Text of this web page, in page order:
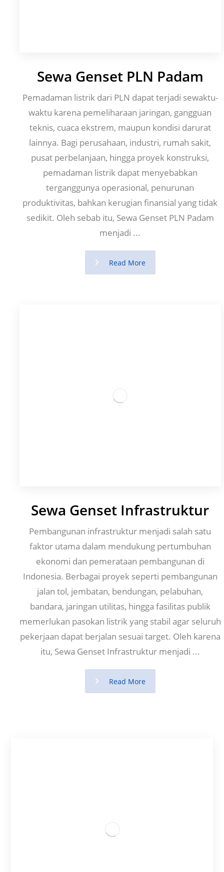
Sewa Genset PLN Padam
Pemadaman listrik dari PLN dapat terjadi sewaktu-
waktu karena pemeliharaan jaringan, gangguan
teknis, cuaca ekstrem, maupun kondisi darurat
lainnya. Bagi perusahaan, industri, rumah sakit,
pusat perbelanjaan, hingga proyek konstruksi,
pemadaman listrik dapat menyebabkan
terganggunya operasional, penurunan
produktivitas, bahkan kerugian finansial yang tidak
sedikit. Oleh sebab itu, Sewa Genset PLN Padam
menjadi ...
Read More
Sewa Genset Infrastruktur
Pembangunan infrastruktur menjadi salah satu
faktor utama dalam mendukung pertumbuhan
ekonomi dan pemerataan pembangunan di
Indonesia. Berbagai proyek seperti pembangunan
jalan tol, jembatan, bendungan, pelabuhan,
bandara, jaringan utilitas, hingga fasilitas publik
memerlukan pasokan listrik yang stabil agar seluruh
pekerjaan dapat berjalan sesuai target. Oleh karena
itu, Sewa Genset Infrastruktur menjadi ...
Read More